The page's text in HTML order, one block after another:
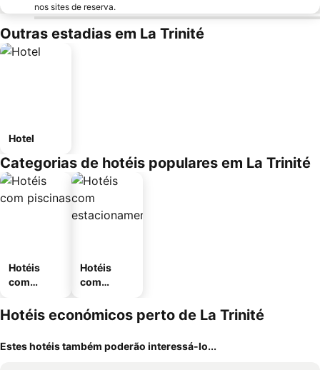
nos sites de reserva.
Outras estadias em La Trinité
Hotel
Categorias de hotéis populares em La Trinité
Hotéis
com
Hotéis
com
mento
Hotéis económicos perto de La Trinité
Estes hotéis também poderão interessá-lo...